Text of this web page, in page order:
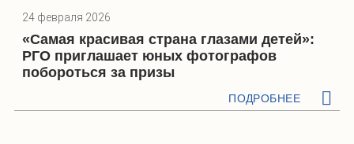
24 февраля 2026
«Самая красивая страна глазами детей»:
РГО приглашает юных фотографов
побороться за призы
ПОДРОБНЕЕ